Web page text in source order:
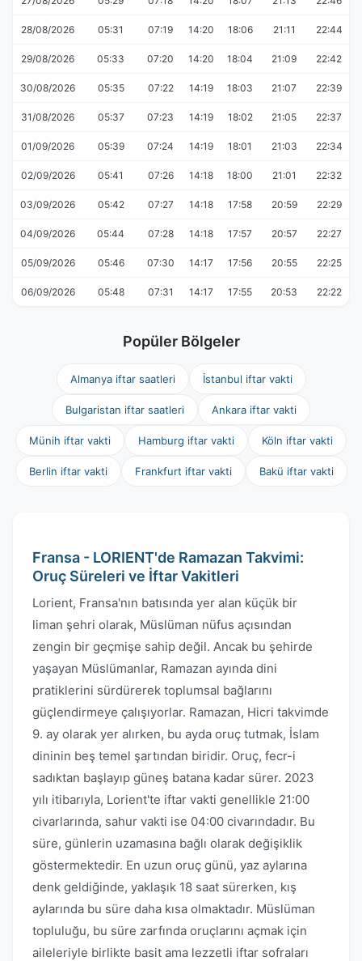
28/08/2026 05:31 07:19 14:20 18:06 21:11 22:44
29/08/2026 05:33 07:20 14:20 18:04 21:09 22:42
30/08/2026 05:35 07:22 14:19 18:03 21:07 22:39
31/08/2026 05:37 07:23 14:19 18:02 21:05 22:37
01/09/2026 05:39 07:24 14:19 18:01 21:03 22:34
02/09/2026 05:41 07:26 14:18 18:00 21:01 22:32
03/09/2026 05:42 07:27 14:18 17:58 20:59 22:29
04/09/2026 05:44 07:28 14:18 17:57 20:57 22:27
05/09/2026 05:46 07:30 14:17 17:56 20:55 22:25
06/09/2026 05:48 07:31 14:17 17:55 20:53 22:22
Popüler Bölgeler
Almanya iftar saatleri İstanbul iftar vakti
Bulgaristan iftar saatleri Ankara iftar vakti
Münih iftar vakti Hamburg iftar vakti Köln iftar vakti
Berlin iftar vakti Frankfurt iftar vakti Bakü iftar vakti
Fransa - LORIENT'de Ramazan Takvimi:
Oruç Süreleri ve İftar Vakitleri
Lorient, Fransa'nın batısında yer alan küçük bir
liman şehri olarak, Müslüman nüfus açısından
zengin bir geçmişe sahip değil. Ancak bu şehirde
yaşayan Müslümanlar, Ramazan ayında dini
pratiklerini sürdürerek toplumsal bağlarını
güçlendirmeye çalışıyorlar. Ramazan, Hicri takvimde
9. ay olarak yer alırken, bu ayda oruç tutmak, İslam
dininin beş temel şartından biridir. Oruç, fecr-i
sadıktan başlayıp güneş batana kadar sürer. 2023
yılı itibarıyla, Lorient'te iftar vakti genellikle 21:00
civarlarında, sahur vakti ise 04:00 civarındadır. Bu
süre, günlerin uzamasına bağlı olarak değişiklik
göstermektedir. En uzun oruç günü, yaz aylarına
denk geldiğinde, yaklaşık 18 saat sürerken, kış
aylarında bu süre daha kısa olmaktadır. Müslüman
topluluğu, bu süre zarfında oruçlarını açmak için
aileleriyle birlikte basit ama lezzetli iftar sofraları